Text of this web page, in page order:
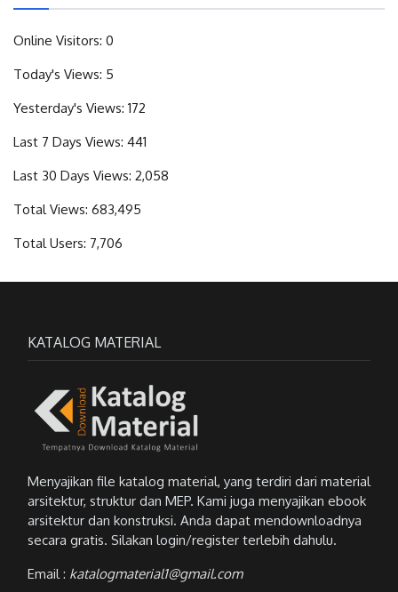
Online Visitors: 0
Today's Views: 5
Yesterday's Views: 172
Last 7 Days Views: 441
Last 30 Days Views: 2,058
Total Views: 683,495
Total Users: 7,706
KATALOG MATERIAL
Menyajikan file katalog material, yang terdiri dari material
arsitektur, struktur dan MEP. Kami juga menyajikan ebook
arsitektur dan konstruksi. Anda dapat mendownloadnya
secara gratis. Silakan login/register terlebih dahulu.
Email : katalogmaterial1@gmail.com